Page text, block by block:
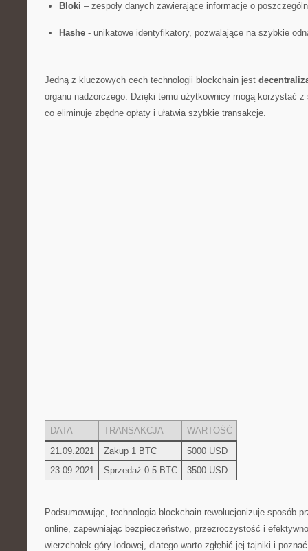
Bloki – zespoły danych zawierające informacje o
Hashe-‍ unikatowe identyfikatory, pozwalające na szybkie​
Jedną z ⁤kluczowych cech technologii blockchain jest
organu‌ nadzorczego. Dzięki temu użytkownicy mogą korzystać
co eliminuje zbędne ⁢opłaty i ⁢ułatwia szybkie transakcje.
DATA TRANSAKCJA
WARTOŚĆ
21.09.2021
Zakup 1 BTC
5000 USD
23.09.2021
Sprzedaż 0.5 BTC 3500 USD
Podsumowując, technologia blockchain rewolucjonizuje sposób
online, zapewniając⁤ bezpieczeństwo, przezroczystość i
wierzchołek góry lodowej, dlatego warto zgłębić jej tajniki i